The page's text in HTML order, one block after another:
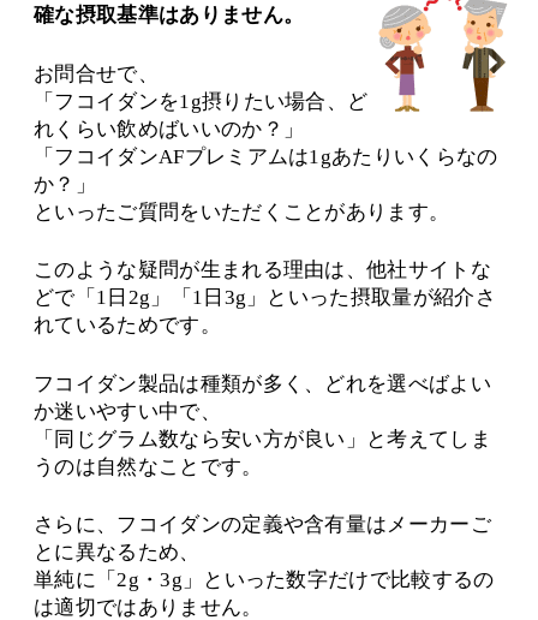
確な摂取基準はありません。
お問合せで、
「フコイダンを1g摂りたい場合、ど
れくらい飲めばいいのか？」
「フコイダンAFプレミアムは1gあたりいくらなの
か？」
といったご質問をいただくことがあります。
このような疑問が生まれる理由は、他社サイトな
どで「1日2g」「1日3g」といった摂取量が紹介さ
れているためです。
フコイダン製品は種類が多く、どれを選べばよい
か迷いやすい中で、
「同じグラム数なら安い方が良い」と考えてしま
うのは自然なことです。
さらに、フコイダンの定義や含有量はメーカーご
とに異なるため、
単純に「2g・3g」といった数字だけで比較するの
は適切ではありません。